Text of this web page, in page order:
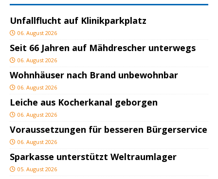
Unfallflucht auf Klinikparkplatz
06. August 2026
Seit 66 Jahren auf Mähdrescher unterwegs
06. August 2026
Wohnhäuser nach Brand unbewohnbar
06. August 2026
Leiche aus Kocherkanal geborgen
06. August 2026
Voraussetzungen für besseren Bürgerservice
06. August 2026
Sparkasse unterstützt Weltraumlager
05. August 2026